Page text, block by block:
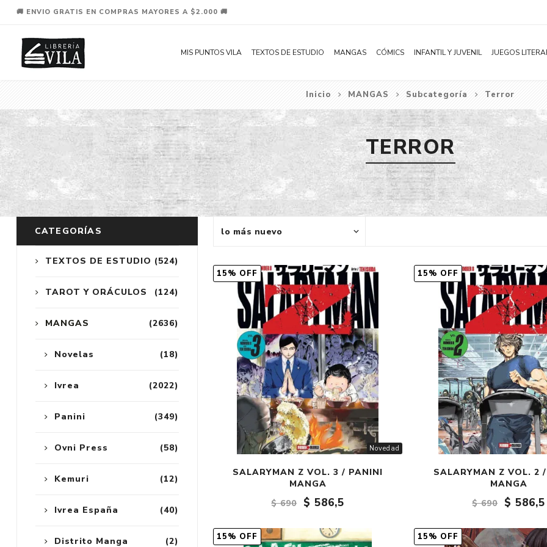
🚚 ENVIO GRATIS EN COMPRAS MAYORES A $2.000 🚚
MIS PUNTOS VILA TEXTOS DE ESTUDIO MANGAS
Novelas
Shonen
Shojo
Seinen
Josei
Yaoi / BL
Subcategoría
Acción
Aventura
Bélico
Ciencia ficción
Comedia
Distopía
Ecchi
Fantasía
Fantasía oscura
Gore
Ver todo
CÓMICS INFANTIL Y JUVENIL
Literatura Infantil
Literatura Juvenil
JUEGOS
Inicio MANGAS Subcategoría Terror
TERROR
Novedad
15% OFF
SALARYMAN Z VOL. 3 / PANINI
MANGA
$ 690
$ 586,5
15% OFF
SALARYMAN Z VOL. 2
MANGA
$ 690
$ 586,5
15% OFF 15% OFF
CATEGORÍAS
(524)
TEXTOS DE ESTUDIO
(124)
TAROT Y ORÁCULOS
(2636)
MANGAS
(18)
Novelas
(2022)
Ivrea
(349)
Panini
(58)
Ovni Press
(12)
Kemuri
(40)
Ivrea España
(2)
Distrito Manga